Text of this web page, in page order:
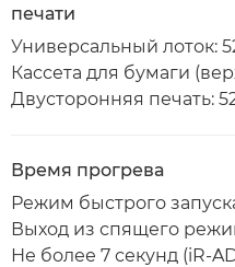
печати
Универсальный лоток:
Кассета для бумаги
Двусторонняя печать:
Время прогрева
Режим быстрого
Выход из спящего
Не более 7 секунд (iR-